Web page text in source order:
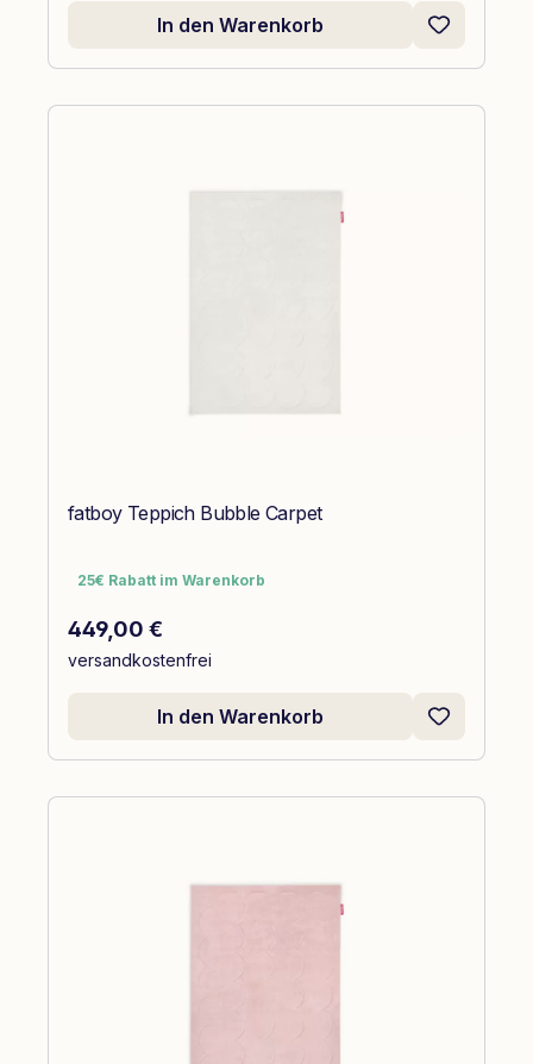
In den Warenkorb
fatboy Teppich Bubble Carpet
25€ Rabatt im Warenkorb
25€ Rabatt im Warenkorb
Regulärer Preis:
449,00 €
versandkostenfrei
In den Warenkorb